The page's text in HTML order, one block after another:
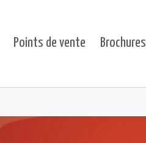
for "Projets"
Points de vente Brochures